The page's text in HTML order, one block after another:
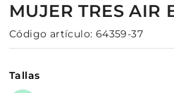
MUJERTRES AIR
Código artículo: 64359-37
Tallas